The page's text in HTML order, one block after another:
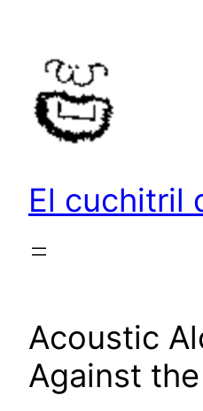
contenido
El cuchitril
Acoustic
Against